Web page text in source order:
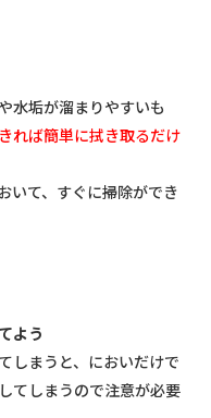
水垢が溜まりやすいも
れば簡単に拭き取るだけ
いて、すぐに掃除ができ
よう
しまうと、においだけで
てしまうので注意が必要